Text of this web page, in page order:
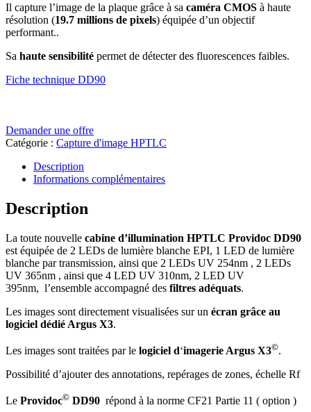
Il capture l’image de la plaque grâce à sa caméra CMOS à haute
résolution (19.7 millions de pixels) équipée d’un objectif
performant..
Sa haute sensibilité permet de détecter des fluorescences faibles.
Fiche technique DD90
Demander une offre
Catégorie : Capture d'image HPTLC
Description
Informations complémentaires
Description
La toute nouvelle cabine d’illumination HPTLC Providoc DD90
est équipée de 2 LEDs de lumière blanche EPI, 1 LED de lumière
blanche par transmission, ainsi que 2 LEDs UV 254nm , 2 LEDs
UV 365nm , ainsi que 4 LED UV 310nm, 2 LED UV
395nm, l’ensemble accompagné des filtres adéquats.
Les images sont directement visualisées sur un écran grâce au
logiciel dédié Argus X3.
Les images sont traitées par le logiciel d‘imagerie Argus X3©.
Possibilité d’ajouter des annotations, repérages de zones, échelle Rf
Le Providoc© DD90 répond à la norme CF21 Partie 11 ( option )